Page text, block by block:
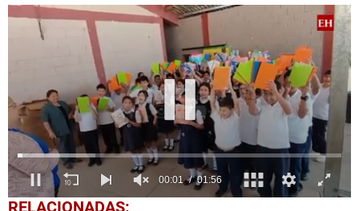
0
RELACIONADAS: